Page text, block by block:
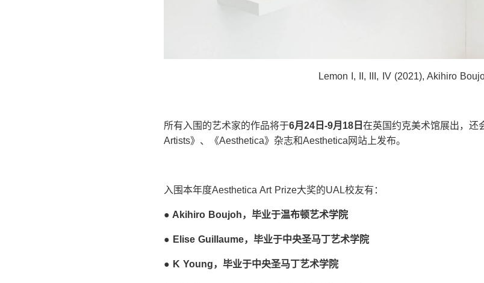
Lemon I, II, III, IV (2021), Akihiro
所有入围的艺术家的作品将于6月 24日 -9月 18日 在英国约克美术馆展出，还
Artists》、《Aesthetica》杂志和Aesthetica网站上发布。
入围本年度Aesthetica Art Prize大奖的UAL校友有：
● Akihiro Boujoh，毕业于温布顿艺术学院
● Elise Guillaume，毕业于中央圣马丁艺术学院
● K Young，毕业于中央圣马丁艺术学院